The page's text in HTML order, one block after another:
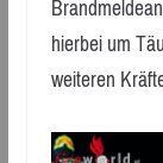
hierbei um
weiteren